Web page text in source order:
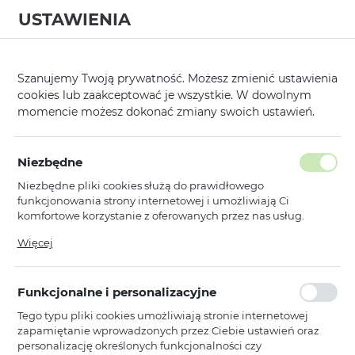
Strona główna / Producent / Rock Kable
KATEGORIE SORTUJ
Kable
Rock Kabel P8 Basic Series - Typ C
Dostępny
Ean: 6942433000964
USTAWIENIA
Szanujemy Twoją prywatność. Możesz zmienić ustawienia
cookies lub zaakceptować je wszystkie. W dowolnym
momencie możesz dokonać zmiany swoich ustawień.
Niezbędne
Niezbędne pliki cookies służą do prawidłowego
funkcjonowania strony internetowej i umożliwiają Ci
komfortowe korzystanie z oferowanych przez nas usług.
działania w celu m.in. dostosowania Twoich ustawień
preferencji prywatności, logowania czy wypełniania
formularzy. Dzięki plikom cookies strona, z której korzystasz,
może działać bez zakłóceń.
Więcej
Funkcjonalne i personalizacyjne
Tego typu pliki cookies umożliwiają stronie internetowej
zapamiętanie wprowadzonych przez Ciebie ustawień oraz
personalizację określonych funkcjonalności czy